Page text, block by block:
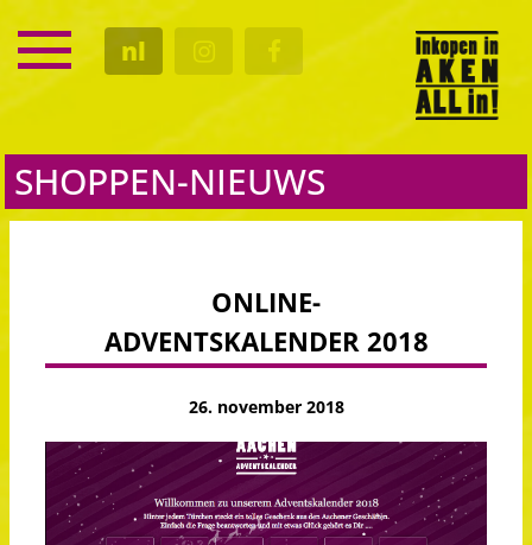
nl
SERVICE
KALENDER
SHOPPEN-NIEUWS
ONLINE-
ADVENTSKALENDER 2018
26. november 2018